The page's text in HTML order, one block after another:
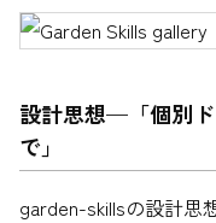
設計思想—「個別
で」
garden-skillsの設計思